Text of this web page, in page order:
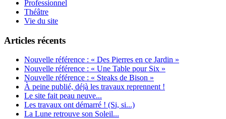
Professionnel
Théâtre
Vie du site
Articles récents
Nouvelle référence : « Des Pierres en ce Jardin »
Nouvelle référence : « Une Table pour Six »
Nouvelle référence : « Steaks de Bison »
À peine publié, déjà les travaux reprennent !
Le site fait peau neuve...
Les travaux ont démarré ! (Si, si...)
La Lune retrouve son Soleil...